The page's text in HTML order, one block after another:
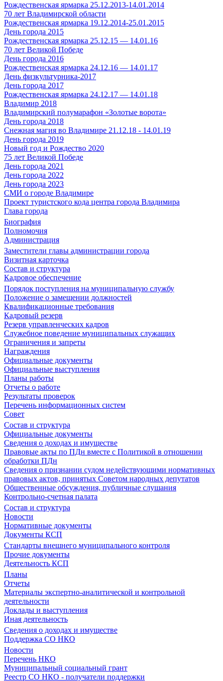
Рождественская ярмарка 25.12.2013-14.01.2014
70 лет Владимирской области
Рождественская ярмарка 19.12.2014-25.01.2015
День города 2015
Рождественская ярмарка 25.12.15 — 14.01.16
70 лет Великой Победе
День города 2016
Рождественская ярмарка 24.12.16 — 14.01.17
День физкультурника-2017
День города 2017
Рождественская ярмарка 24.12.17 — 14.01.18
Владимир 2018
Владимирский полумарафон «Золотые ворота»
День города 2018
Снежная магия во Владимире 21.12.18 - 14.01.19
День города 2019
Новый год и Рождество 2020
75 лет Великой Победе
День города 2021
День города 2022
День города 2023
СМИ о городе Владимире
Проект туристского кода центра города Владимира
Глава города
Биография
Полномочия
Администрация
Заместители главы администрации города
Визитная карточка
Состав и структура
Кадровое обеспечение
Порядок поступления на муниципальную службу
Положение о замещении должностей
Квалификационные требования
Кадровый резерв
Резерв управленческих кадров
Служебное поведение муниципальных служащих
Ограничения и запреты
Награждения
Официальные документы
Официальные выступления
Планы работы
Отчеты о работе
Результаты проверок
Перечень информационных систем
Совет
Состав и структура
Официальные документы
Сведения о доходах и имуществе
Правовые акты по ПДн вместе с Политикой в отношении
обработки ПДн
Сведения о признании судом недействующими нормативных
правовых актов, принятых Советом народных депутатов
Общественные обсуждения, публичные слушания
Контрольно-счетная палата
Состав и структура
Новости
Нормативные документы
Документы КСП
Стандарты внешнего муниципального контроля
Прочие документы
Деятельность КСП
Планы
Отчеты
Материалы экспертно-аналитической и контрольной
деятельности
Доклады и выступления
Иная деятельность
Сведения о доходах и имуществе
Поддержка СО НКО
Новости
Перечень НКО
Муниципальный социальный грант
Реестр СО НКО - получатели поддержки